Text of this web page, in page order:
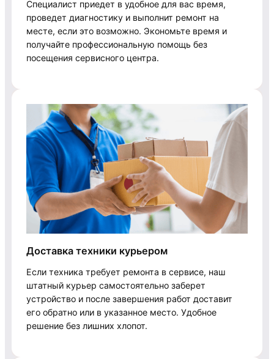
Специалист приедет в удобное для вас время,
проведет диагностику и выполнит ремонт на
месте, если это возможно. Экономьте время и
получайте профессиональную помощь без
посещения сервисного центра.
Доставка техники курьером
Если техника требует ремонта в сервисе, наш
штатный курьер самостоятельно заберет
устройство и после завершения работ доставит
его обратно или в указанное место. Удобное
решение без лишних хлопот.